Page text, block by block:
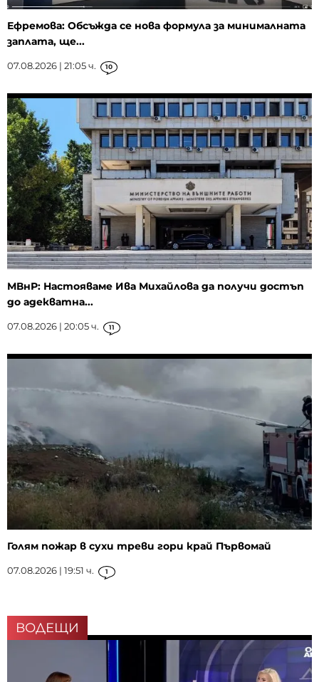
Ефремова: Обсъжда се нова формула за минималната
заплата, ще...
07.08.2026 | 21:05 ч. 10
МВнР: Настояваме Ива Михайлова да получи достъп
до адекватна...
07.08.2026 | 20:05 ч. 11
Голям пожар в сухи треви гори край Първомай
07.08.2026 | 19:51 ч. 1
ВОДЕЩИ